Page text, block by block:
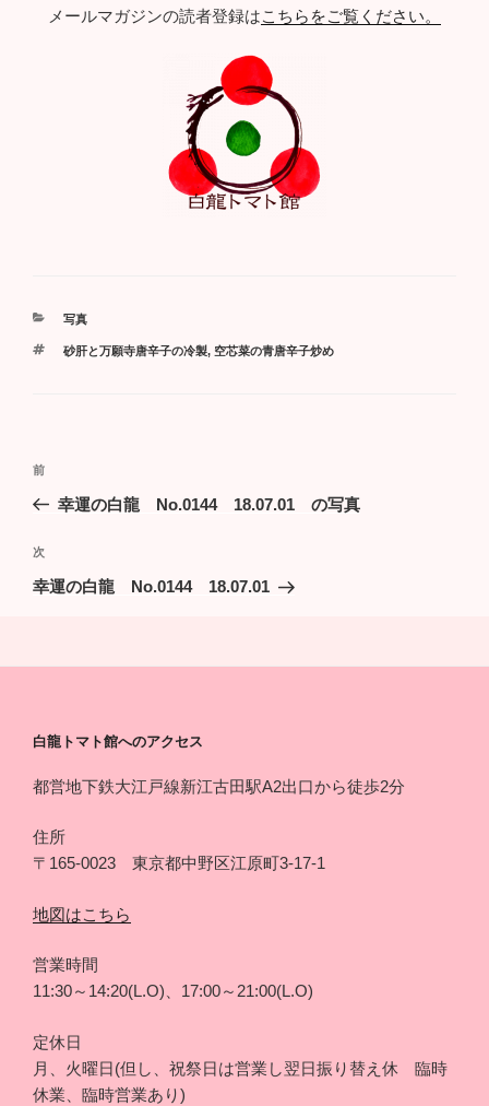
メールマガジンの読者登録はこちらをご覧ください。
カ
ゴ
写真
タ
砂肝と万願寺唐辛子の冷製, 空芯菜の青唐辛子炒め
投
ナ
ビ
ゲ
ョ
過
去
投
稿
前
幸運の白龍 No.0144 18.07.01 の写真
次
の
次
幸運の白龍 No.0144 18.07.01
白龍トマト館へのアクセス
都営地下鉄大江戸線新江古田駅A2出口から徒歩2分
住所
〒165-0023 東京都中野区江原町3-17-1
地図はこちら
営業時間
11:30～14:20(L.O)、17:00～21:00(L.O)
定休日
月、火曜日(但し、祝祭日は営業し翌日振り替え休 臨時
休業、臨時営業あり)